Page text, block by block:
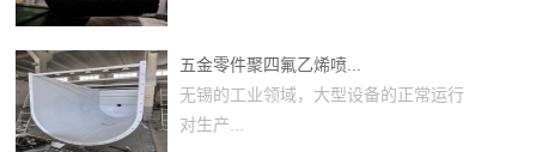
五金零件聚四氟乙烯喷...
无锡的工业领域，大型设备的正常运行
对生产...